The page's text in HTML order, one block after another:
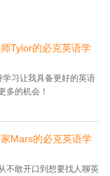
Tylor的必克英语学
习让我具备更好的英语
多的机会！
Mars的必克英语学
不敢开口到想要找人聊英